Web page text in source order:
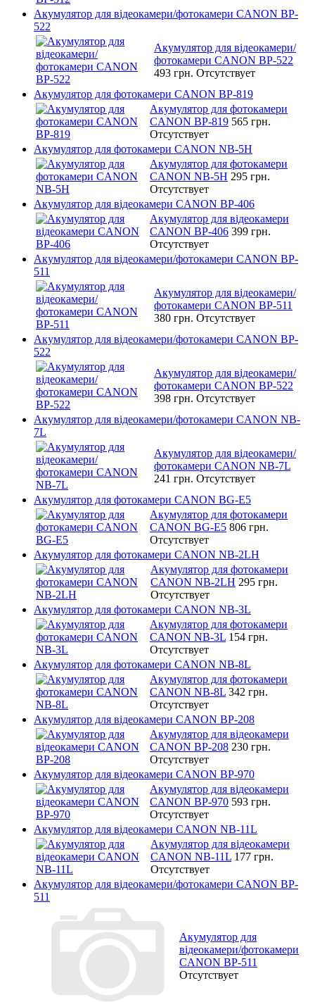
Акумулятор для відеокамери/фотокамери CANON BP-
522
Акумулятор для відеокамери/
фотокамери CANON BP-522
493 грн. Отсутствует
Акумулятор для фотокамери CANON BP-819
Акумулятор для фотокамери
CANON BP-819 565 грн.
Отсутствует
Акумулятор для фотокамери CANON NB-5H
Акумулятор для фотокамери
CANON NB-5H 295 грн.
Отсутствует
Акумулятор для відеокамери CANON BP-406
Акумулятор для відеокамери
CANON BP-406 399 грн.
Отсутствует
Акумулятор для відеокамери/фотокамери CANON BP-
511
Акумулятор для відеокамери/
фотокамери CANON BP-511
380 грн. Отсутствует
Акумулятор для відеокамери/фотокамери CANON BP-
522
Акумулятор для відеокамери/
фотокамери CANON BP-522
398 грн. Отсутствует
Акумулятор для відеокамери/фотокамери CANON NB-
7L
Акумулятор для відеокамери/
фотокамери CANON NB-7L
241 грн. Отсутствует
Акумулятор для фотокамери CANON BG-E5
Акумулятор для фотокамери
CANON BG-E5 806 грн.
Отсутствует
Акумулятор для фотокамери CANON NB-2LH
Акумулятор для фотокамери
CANON NB-2LH 295 грн.
Отсутствует
Акумулятор для фотокамери CANON NB-3L
Акумулятор для фотокамери
CANON NB-3L 154 грн.
Отсутствует
Акумулятор для фотокамери CANON NB-8L
Акумулятор для фотокамери
CANON NB-8L 342 грн.
Отсутствует
Акумулятор для відеокамери CANON BP-208
Акумулятор для відеокамери
CANON BP-208 230 грн.
Отсутствует
Акумулятор для відеокамери CANON BP-970
Акумулятор для відеокамери
CANON BP-970 593 грн.
Отсутствует
Акумулятор для відеокамери CANON NB-11L
Акумулятор для відеокамери
CANON NB-11L 177 грн.
Отсутствует
Акумулятор для відеокамери/фотокамери CANON BP-
511
Акумулятор для
відеокамери/фотокамери
CANON BP-511
Отсутствует